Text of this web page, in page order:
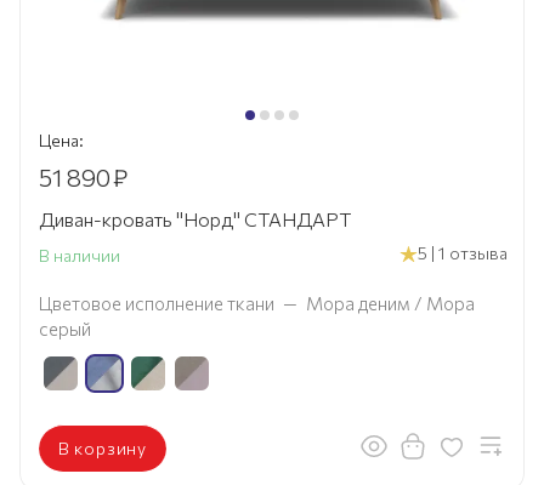
Цена:
51 890₽
Диван-кровать "Норд" СТАНДАРТ
В наличии 5 | 1 отзыва
Цветовое исполнение ткани — Мора деним / Мора
серый
В корзину